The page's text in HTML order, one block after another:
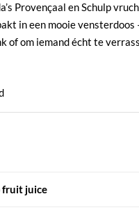
Provençaal en Schulp
in een mooie vensterdoos
of om iemand écht te
fruit juice